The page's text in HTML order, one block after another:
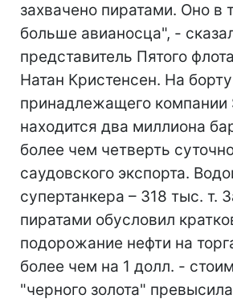
захвачено пиратами. Оно в
больше авианосца", -
представитель Пятого
Натан Кристенсен. На
принадлежащего компании
находится два миллиона
более чем четверть
саудовского экспорта.
супертанкера – 318 тыс. т.
пиратами обусловил
подорожание нефти на
более чем на 1 долл. -
"черного золота"